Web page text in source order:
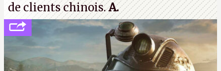
de clients chinois.A.